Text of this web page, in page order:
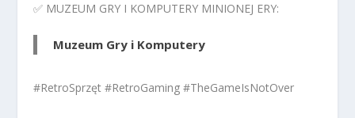
✅ MUZEUM GRY I KOMPUTERY MINIONEJ ERY:
Muzeum Gry i Komputery
#RetroSprzęt #RetroGaming #TheGameIsNotOver